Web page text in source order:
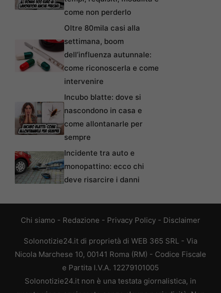
come non perderlo
Oltre 80mila casi alla
settimana, boom
dell’influenza autunnale:
come riconoscerla e come
intervenire
Incubo blatte: dove si
nascondono in casa e
come allontanarle per
sempre
Incidente tra auto e
monopattino: ecco chi
deve risarcire i danni
Chi siamo - Redazione - Privacy Policy - Disclaimer
Solonotizie24.it di proprietà di WEB 365 SRL - Via
Nicola Marchese 10, 00141 Roma (RM) - Codice Fiscale
e Partita I.V.A. 12279101005
Solonotizie24.it non è una testata giornalistica, in